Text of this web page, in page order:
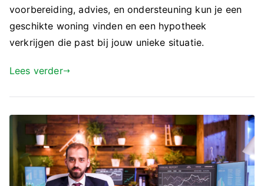
voorbereiding, advies, en ondersteuning kun je een
geschikte woning vinden en een hypotheek
verkrijgen die past bij jouw unieke situatie.
Lees verder